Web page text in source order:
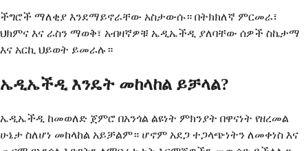
ችግሮች ማለቂያ እንደማይኖራቸው አስታውሱ። በትክክለኛ ምርመራ፣
ህክምና እና ራስን ማወቅ፣ አብዛኛዎቹ ኤዲኤችዲ ያለባቸው ሰዎች ስኬታማ
እና አርኪ ህይወት ይመራሉ።
ኤዲኤችዲ እንዴት መከላከል ይቻላል?
ኤዲኤችዲ ከመወለድ ጀምሮ በአንጎል ልዩነት ምክንያት በዋናነት የዘረመል
ሁኔታ ስለሆነ መከላከል አይቻልም። ሆኖም አደጋ ተጋላጭነትን ለመቀነስ እና